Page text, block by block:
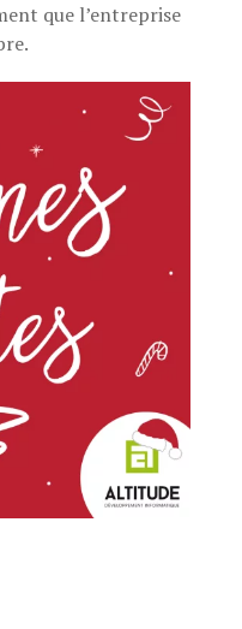
que l’entreprise